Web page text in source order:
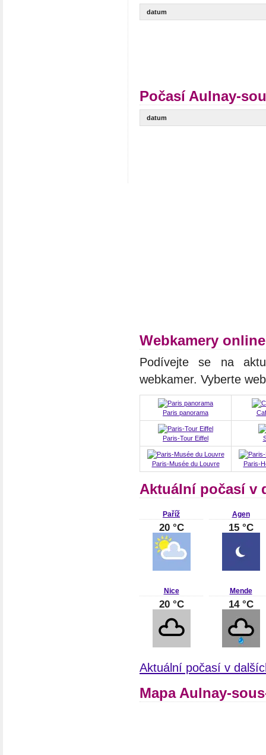
datum
Počasí Aulnay-
datum
Webkamery
Podívejte se na
webkamer. Vyberte
Paris panorama
Paris-Tour Eiffel
Paris-Musée du Louvre Paris-
Aktuální počasí v
Paříž
20 °C
Agen
15 °C
Nice
20 °C
Mende
14 °C
Aktuální počasí v
Mapa Aulnay-